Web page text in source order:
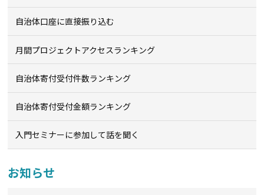
自治体口座に直接振り込む
月間プロジェクトアクセスランキング
自治体寄付受付件数ランキング
自治体寄付受付金額ランキング
入門セミナーに参加して話を聞く
お知らせ